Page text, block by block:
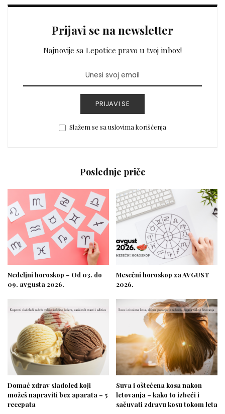
Prijavi se na newsletter
Najnovije sa Lepotice pravo u tvoj inbox!
PRIJAVI SE
Slažem se sa uslovima korišćenja
Poslednje priče
Nedeljni horoskop – Od 03. do
09. avgusta 2026.
Mesečni horoskop za AVGUST
2026.
Domać zdrav sladoled koji
možeš napraviti bez aparata – 5
recepata
Suva i oštećena kosa nakon
letovanja – kako to izbeći i
sačuvati zdravu kosu tokom leta